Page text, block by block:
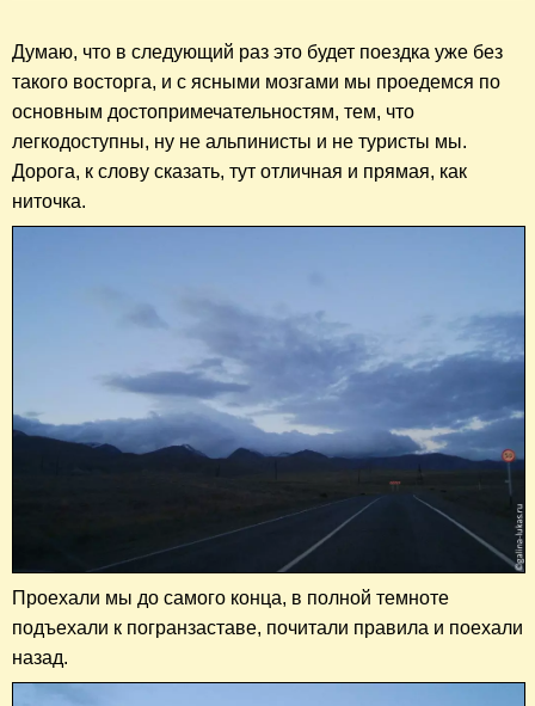
Думаю, что в следующий раз это будет поездка уже без
такого восторга, и с ясными мозгами мы проедемся по
основным достопримечательностям, тем, что
легкодоступны, ну не альпинисты и не туристы мы.
Дорога, к слову сказать, тут отличная и прямая, как
ниточка.
Проехали мы до самого конца, в полной темноте
подъехали к погранзаставе, почитали правила и поехали
назад.